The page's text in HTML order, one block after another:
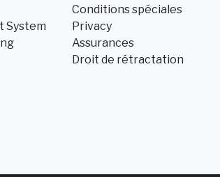
System
Conditions spéciales
Privacy
Assurances
Droit de rétractation